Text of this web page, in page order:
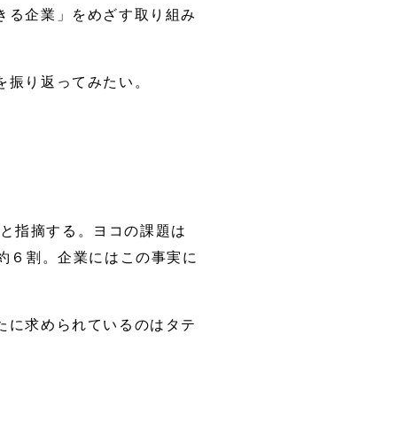
る企業」をめざす取り組み
り返ってみたい。
指摘する。ヨコの課題は
６割。企業にはこの事実に
に求められているのはタテ